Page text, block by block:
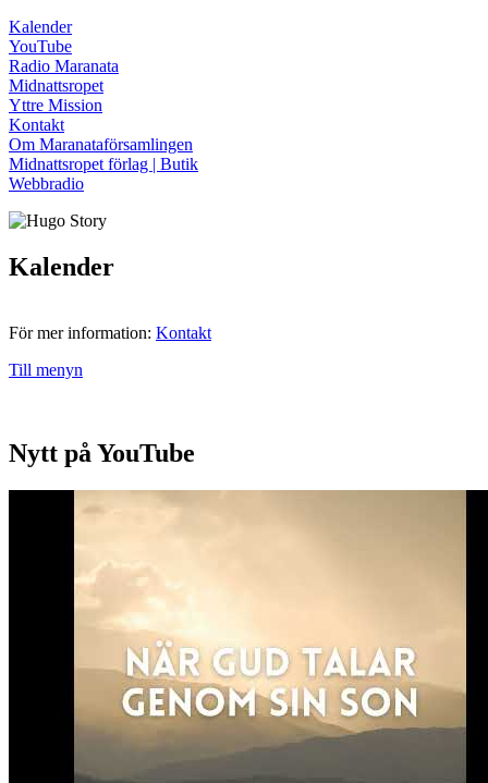
Kalender
YouTube
Radio Maranata
Midnattsropet
Yttre Mission
Kontakt
Om Maranataförsamlingen
Midnattsropet förlag | Butik
Webbradio
Kalender
För mer information: Kontakt
Till menyn
Nytt på YouTube